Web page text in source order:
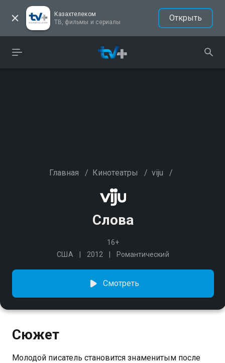
Казахтелеком
ТВ, фильмы и сериалы
Открыть
Главная / Кинотеатры / viju /
Слова
16+
США
2012 Романтический
Смотреть
Сюжет
Молодой писатель становится знаменитым после